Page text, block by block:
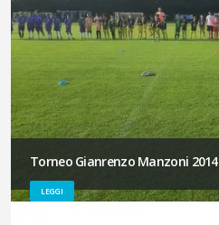
Torneo Gianrenzo Manzoni 2014
LEGGI